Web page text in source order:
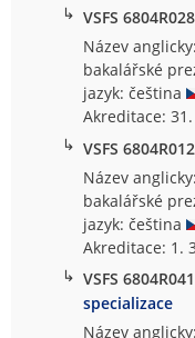
↳ VSFS
Název
bakalářské
jazyk: čeština
Akreditace:
↳ VSFS
Název
bakalářské
jazyk: čeština
Akreditace: 1.
↳ VSFS
specializace
Název